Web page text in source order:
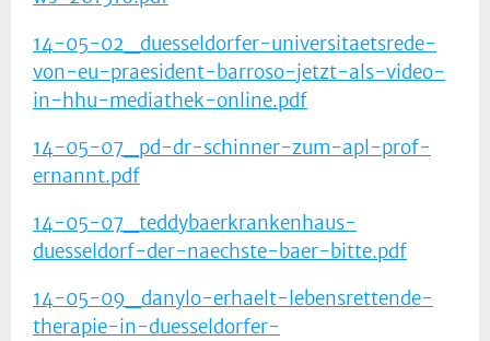
14-05-02_duesseldorfer-universitaetsrede-
von-eu-praesident-barroso-jetzt-als-video-
in-hhu-mediathek-online.pdf
14-05-07_pd-dr-schinner-zum-apl-prof-
ernannt.pdf
14-05-07_teddybaerkrankenhaus-
duesseldorf-der-naechste-baer-bitte.pdf
14-05-09_danylo-erhaelt-lebensrettende-
therapie-in-duesseldorfer-